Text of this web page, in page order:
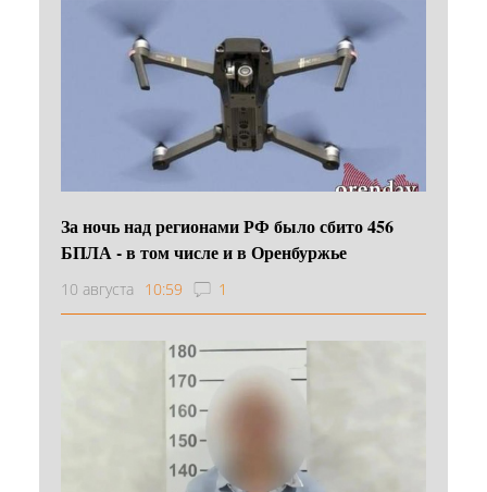
За ночь над регионами РФ было сбито 456
БПЛА - в том числе и в Оренбуржье
10 августа 10:59 1